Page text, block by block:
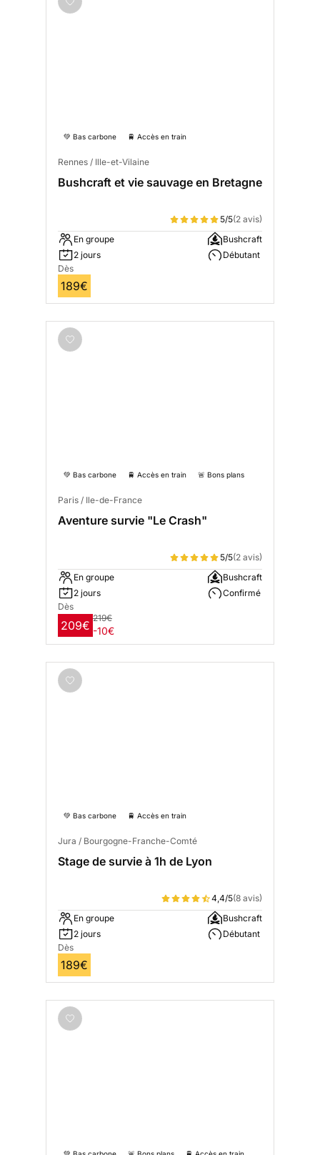
💚 Bas carbone 🚆 Accès en train
Rennes / Ille-et-Vilaine
Bushcraft et vie sauvage en Bretagne
5/5(2 avis)
En groupe
2 jours
Bushcraft
Débutant
Dès
189€
💚 Bas carbone 🚆 Accès en train 🚨 Bons plans
Paris / Ile-de-France
Aventure survie "Le Crash"
5/5(2 avis)
En groupe
2 jours
Bushcraft
Confirmé
Dès
209€
219€
-10€
💚 Bas carbone 🚆 Accès en train
Jura / Bourgogne-Franche-Comté
Stage de survie à 1h de Lyon
4,4/5(8 avis)
En groupe
2 jours
Bushcraft
Débutant
Dès
189€